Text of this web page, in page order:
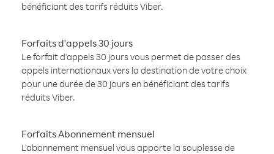
bénéficiant des tarifs réduits Viber.
Forfaits d'appels 30 jours
Le forfait d'appels 30 jours vous permet de passer des
appels internationaux vers la destination de votre choix
pour une durée de 30 jours en bénéficiant des tarifs
réduits Viber.
Forfaits Abonnement mensuel
L'abonnement mensuel vous apporte la souplesse de